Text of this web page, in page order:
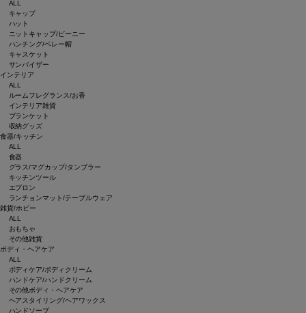
ALL
キャップ
ハット
ニットキャップ/ビーニー
ハンチング/ベレー帽
キャスケット
サンバイザー
インテリア
ALL
ルームフレグランス/お香
インテリア雑貨
ブランケット
収納グッズ
食器/キッチン
ALL
食器
グラス/マグカップ/タンブラー
キッチンツール
エプロン
ランチョンマット/テーブルウェア
雑貨/ホビー
ALL
おもちゃ
その他雑貨
ボディ・ヘアケア
ALL
ボディケア/ボディクリーム
ハンドケア/ハンドクリーム
その他ボディ・ヘアケア
ヘアスタイリング/ヘアワックス
ハンドソープ